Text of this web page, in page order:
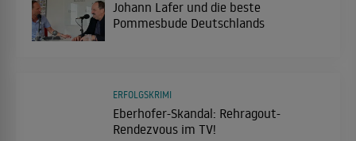
Johann Lafer und die beste
Pommesbude Deutschlands
Eberhofer-Skandal: Rehragout-
Rendezvous im TV!
ERFOLGSKRIMI